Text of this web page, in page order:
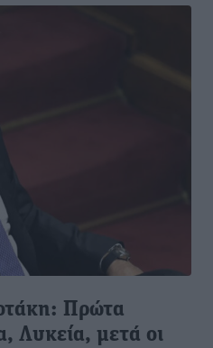
Πρώτα
Λυκεία, μετά οι